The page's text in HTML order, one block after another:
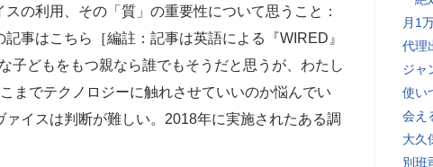
スの利用、その「質」の重要性について思うこと：
事はこちら［編註：記事は英語による『WIRED』
子どもをもつ親なら誰でもそうだと思うが、わたし
までテクノロジーに触れさせていいのか悩んでい
イスは判断が難しい。2018年に実施されたある調
月1
代理
ジャ
使い
会え
大久
別班